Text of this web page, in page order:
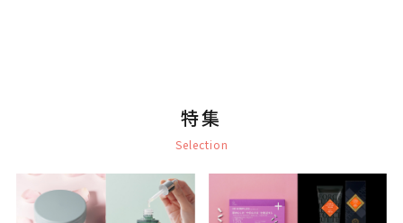
特集
Selection